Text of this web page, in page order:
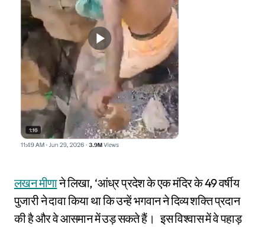
लखन मीणाने लिखा, ‘आंध्र प्रदेश के एक मंदिर के 49 वर्षीय
पुजारी ने दावा किया था कि उन्हें भगवान ने दिव्य शक्ति प्रदान
की है और वे आसमान में उड़ सकते हैं। इस विश्वास में वे पहाड़